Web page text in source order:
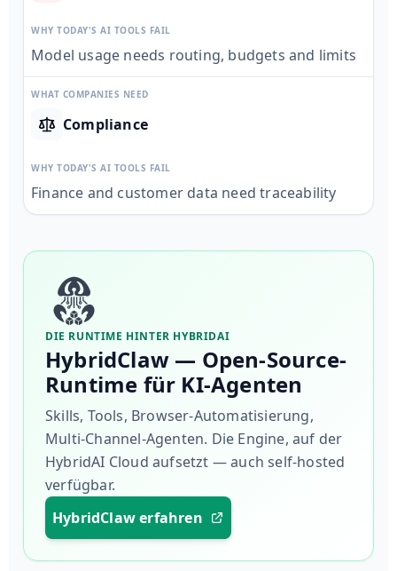
WHY TODAY'S AI TOOLS FAIL
Model usage needs routing, budgets and limits
WHAT COMPANIES NEED
Compliance
WHY TODAY'S AI TOOLS FAIL
Finance and customer data need traceability
DIE RUNTIME HINTER HYBRIDAI
HybridClaw — Open-Source-
Runtime für KI-Agenten
Skills, Tools, Browser-Automatisierung,
Multi-Channel-Agenten. Die Engine, auf der
HybridAI Cloud aufsetzt — auch self-hosted
verfügbar.
HybridClaw erfahren